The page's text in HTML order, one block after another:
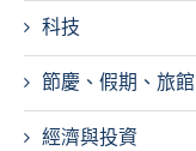
科技
節慶、假期、旅館
經濟與投資